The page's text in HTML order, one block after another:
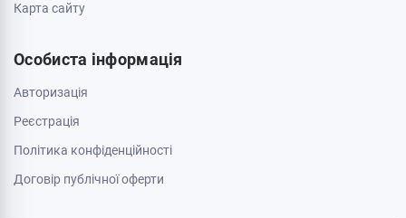
Карта сайту
Особиста інформація
Авторизація
Реєстрація
Політика конфіденційності
Договір публічної оферти